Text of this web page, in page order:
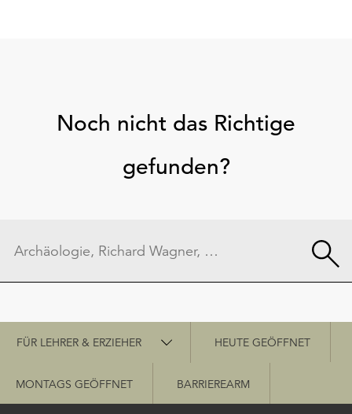
Noch nicht das Richtige
gefunden?
Schnellzugriff
FÜR LEHRER & ERZIEHER HEUTE GEÖFFNET
MONTAGS GEÖFFNET BARRIEREARM